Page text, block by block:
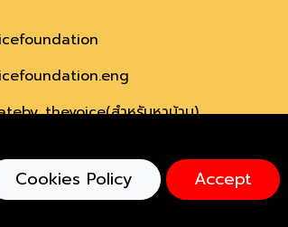
สำหรับหาบ้าน)
Cookies Policy Accept